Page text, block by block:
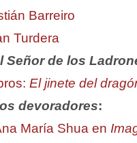
Barreiro
Turdera
Señor de los
El jinete del
devoradores:
María Shua en